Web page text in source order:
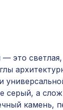
мм,
— это светлая,
серый, а
камень,